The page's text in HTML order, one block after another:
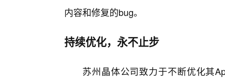
内容和修复的bug。
持续优化，永不止步
苏州晶体公司致力于不断优化其